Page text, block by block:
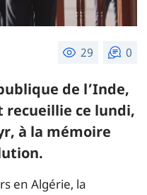
29 0
de l’Inde,
recueillie ce lundi,
à la mémoire
en Algérie, la